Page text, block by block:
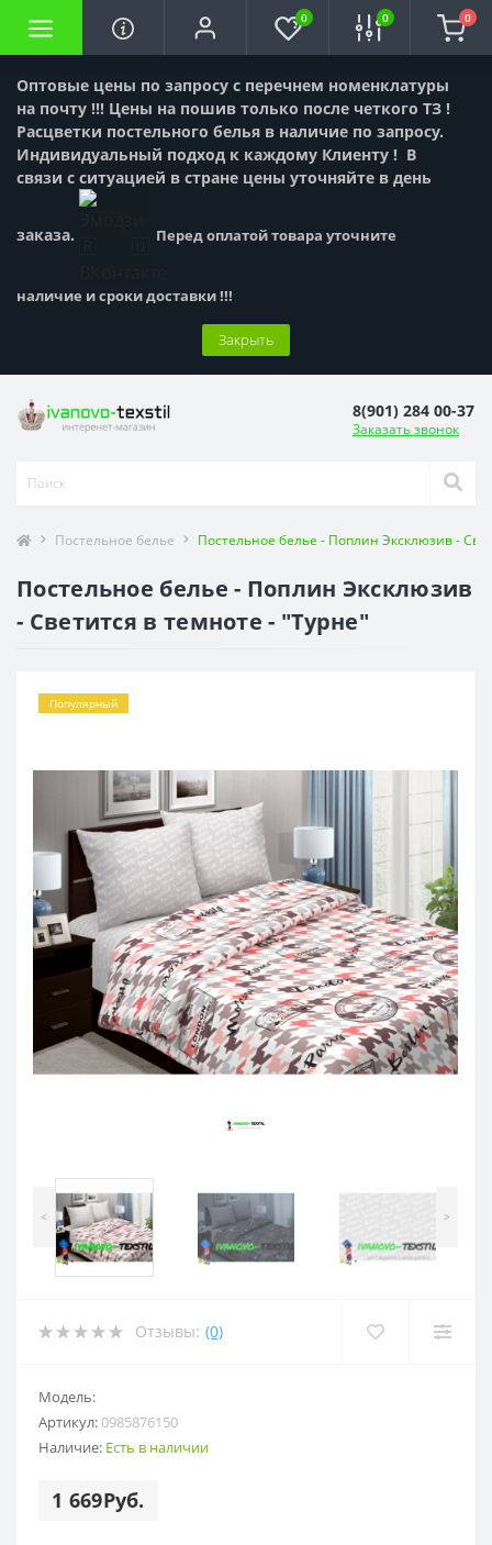
Оптовые цены по запросу с перечнем номенклатуры
на почту !!! Цены на пошив только после четкого ТЗ !
Расцветки постельного белья в наличие по запросу.
Индивидуальный подход к каждому Клиенту ! В
связи с ситуацией в стране цены уточняйте в день
заказа. Перед оплатой товара уточните
наличие и сроки доставки !!!
Закрыть
0 0 0
8(901) 284 00-37
Заказать звонок
Постельное белье Постельное белье - Поплин Эксклюзив -
Постельное белье - Поплин Эксклюзив
- Светится в темноте - "Турне"
Популярный
< >
Отзывы: (0)
Модель:
Артикул:0985876150
Наличие: Есть в наличии
1 669Руб.